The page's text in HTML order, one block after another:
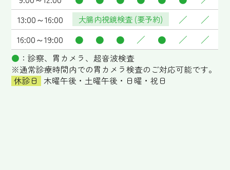
● ：診察、胃カメラ、超音波検査
※通常診療時間内での胃カメラ検査のご対応可能です。
休診日
木曜午後・土曜午後・日曜・祝日
13:00～16:00
大腸内視鏡検査 (要予約) ／
／
16:00～19:00
● ● ● ／ ● ／ ／